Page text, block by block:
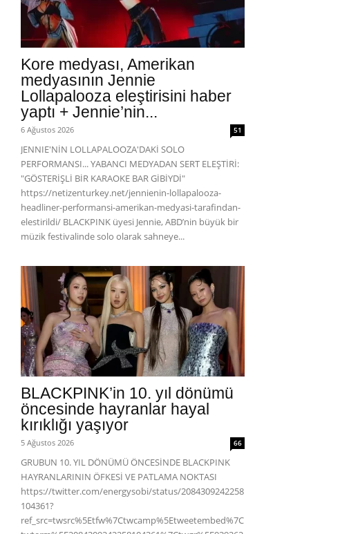
Kore medyası, Amerikan
medyasının Jennie
Lollapalooza eleştirisini haber
yaptı + Jennie’nin...
6 Ağustos 2026 51
JENNIE'NİN LOLLAPALOOZA'DAKİ SOLO
PERFORMANSI... YABANCI MEDYADAN SERT ELEŞTİRİ:
"GÖSTERİŞLİ BİR KARAOKE BAR GİBİYDİ"
https://netizenturkey.net/jennienin-lollapalooza-
headliner-performansi-amerikan-medyasi-tarafindan-
elestirildi/ BLACKPINK üyesi Jennie, ABD’nin büyük bir
müzik festivalinde solo olarak sahneye...
BLACKPINK’in 10. yıl dönümü
öncesinde hayranlar hayal
kırıklığı yaşıyor
5 Ağustos 2026 66
GRUBUN 10. YIL DÖNÜMÜ ÖNCESİNDE BLACKPINK
HAYRANLARININ ÖFKESİ VE PATLAMA NOKTASI
https://twitter.com/energysobi/status/2084309242258
104361?
ref_src=twsrc%5Etfw%7Ctwcamp%5Etweetembed%7C